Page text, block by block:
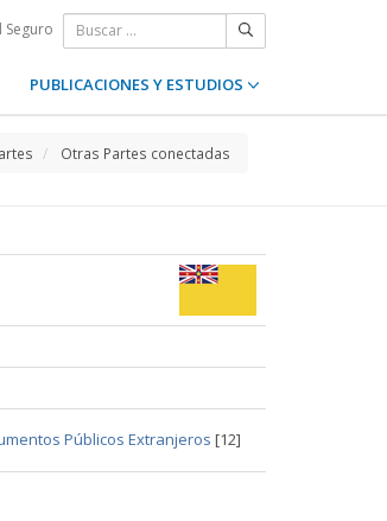
Seguro
PUBLICACIONES Y ESTUDIOS
Otras Partes conectadas
Públicos Extranjeros [12]